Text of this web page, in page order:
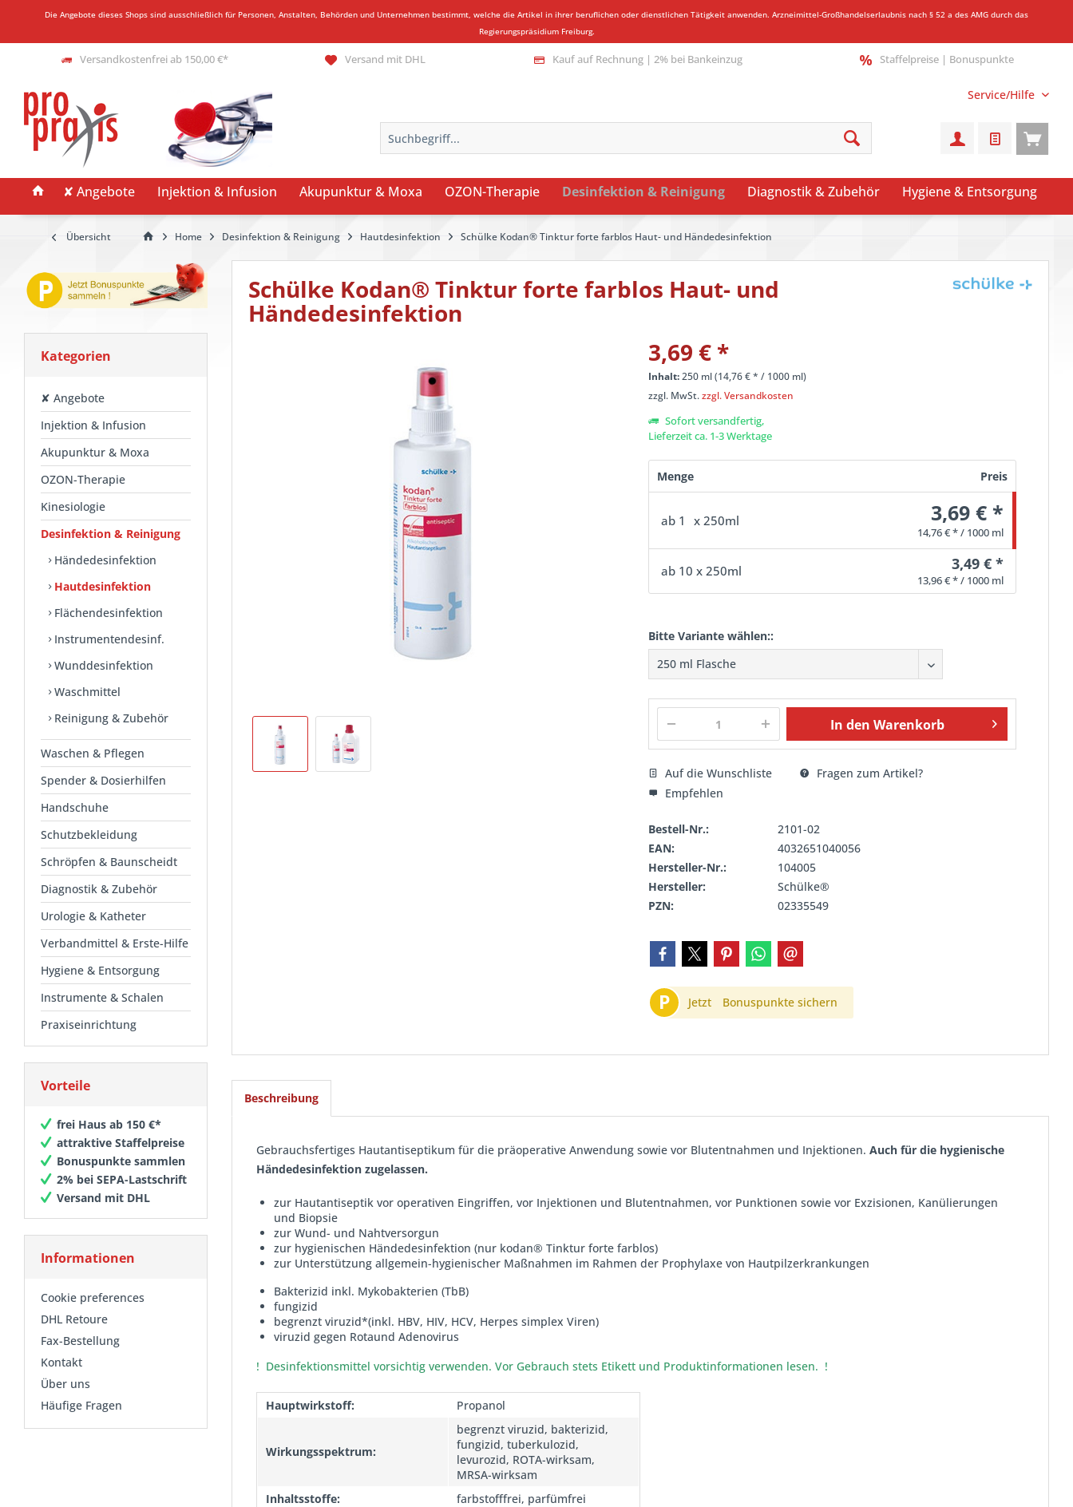
Die Angebote dieses Shops sind ausschließlich für Personen, Anstalten, Behörden und Unternehmen bestimmt, welche die Artikel in ihrer beruflichen oder dienstlichen Tätigkeit anwenden. Arzneimittel-Großhandelserlaubnis nach § 52 a des AMG durch das
Regierungspräsidium Freiburg.
Versandkostenfrei ab 150,00 €* Versand mit DHL Kauf auf Rechnung | 2% bei Bankeinzug Staffelpreise | Bonuspunkte
Service/Hilfe
✘ Angebote Injektion & Infusion Akupunktur & Moxa OZON-Therapie Desinfektion & Reinigung Diagnostik & Zubehör Hygiene & Entsorgung
Übersicht Home Desinfektion & Reinigung Hautdesinfektion Schülke Kodan® Tinktur forte farblos Haut- und Händedesinfektion
Kategorien
✘ Angebote
Injektion & Infusion
Akupunktur & Moxa
OZON-Therapie
Kinesiologie
Desinfektion & Reinigung
Händedesinfektion
Hautdesinfektion
Flächendesinfektion
Instrumentendesinf.
Wunddesinfektion
Waschmittel
Reinigung & Zubehör
Waschen & Pflegen
Spender & Dosierhilfen
Handschuhe
Schutzbekleidung
Schröpfen & Baunscheidt
Diagnostik & Zubehör
Urologie & Katheter
Verbandmittel & Erste-Hilfe
Hygiene & Entsorgung
Instrumente & Schalen
Praxiseinrichtung
Vorteile
frei Haus ab 150 €*
attraktive Staffelpreise
Bonuspunkte sammlen
2% bei SEPA-Lastschrift
Versand mit DHL
Informationen
Cookie preferences
DHL Retoure
Fax-Bestellung
Kontakt
Über uns
Häufige Fragen
Schülke Kodan® Tinktur forte farblos Haut- und
Händedesinfektion
3,69 €*
Inhalt:250 ml (14,76 €* / 1000 ml)
zzgl. MwSt.zzgl. Versandkosten
Sofort versandfertig,
Lieferzeit ca. 1-3 Werktage
Menge Preis
ab 1 x 250ml 3,69 € *
14,76 € * / 1000 ml
ab 10 x 250ml 3,49 € *
13,96 € * / 1000 ml
Bitte Variante wählen::
In den Warenkorb
Auf die Wunschliste
Fragen zum Artikel?
Empfehlen
Bestell-Nr.:
2101-02
EAN:
4032651040056
Hersteller-Nr.:
104005
Hersteller:
Schülke®
PZN:
02335549
P Jetzt Bonuspunkte sichern
Beschreibung
Gebrauchsfertiges Hautantiseptikum für die präoperative Anwendung sowie vor Blutentnahmen und Injektionen. Auch für die hygienische
Händedesinfektion zugelassen.
zur Hautantiseptik vor operativen Eingriffen, vor Injektionen und Blutentnahmen, vor Punktionen sowie vor Exzisionen, Kanülierungen
und Biopsie
zur Wund- und Nahtversorgun
zur hygienischen Händedesinfektion (nur kodan® Tinktur forte farblos)
zur Unterstützung allgemein-hygienischer Maßnahmen im Rahmen der Prophylaxe von Hautpilzerkrankungen
Bakterizid inkl. Mykobakterien (TbB)
fungizid
begrenzt viruzid*(inkl. HBV, HIV, HCV, Herpes simplex Viren)
viruzid gegen Rotaund Adenovirus
! Desinfektionsmittel vorsichtig verwenden. Vor Gebrauch stets Etikett und Produktinformationen lesen. !
Hauptwirkstoff: Propanol
Wirkungsspektrum:
begrenzt viruzid, bakterizid,
fungizid, tuberkulozid,
levurozid, ROTA-wirksam,
MRSA-wirksam
Inhaltsstoffe:
farbstofffrei, parfümfrei